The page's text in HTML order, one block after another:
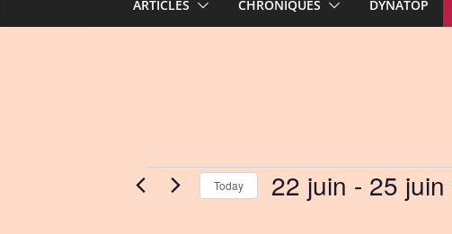
ARTICLES CHRONIQUES DYNATOP
Events
Today 22 juin - 25 juin